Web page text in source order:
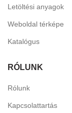
Letöltési anyagok
Weboldal térképe
Katalógus
RÓLUNK
Rólunk
Kapcsolattartás